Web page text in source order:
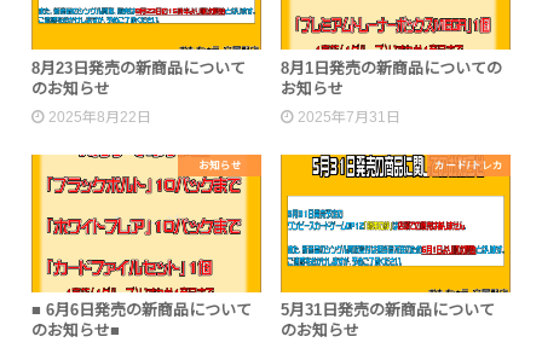
8月23日発売の新商品について
のお知らせ
2025年8月22日
8月1日発売の新商品についての
お知らせ
2025年7月31日
お知らせ
■ 6月6日発売の新商品について
のお知らせ■
カード/トレカ
5月31日発売の新商品について
のお知らせ